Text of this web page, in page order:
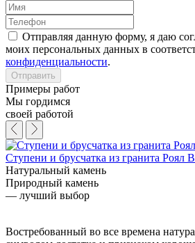
Отправляя данную форму, я даю
моих персональных данных в
конфиденциальности.
Отправить
Примеры работ
Мы гордимся
своей работой
Ступени и брусчатка из гранита Роял
Натуральный камень
Природный камень
— лучший выбор
Востребованный во все времена